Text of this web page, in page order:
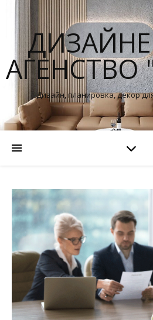
АГЕНСТВО
Дизайн, планировка, декор